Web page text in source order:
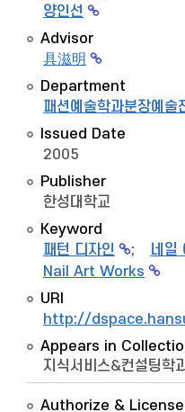
양인선
Advisor
具滋明
Department
패션예술학과분장예술
Issued Date
2005
Publisher
한성대학교
Keyword
패턴 디자인
; 네일
Nail Art Works
URI
http://
Appears in
지식서비스&컨설팅학
Authorize & License